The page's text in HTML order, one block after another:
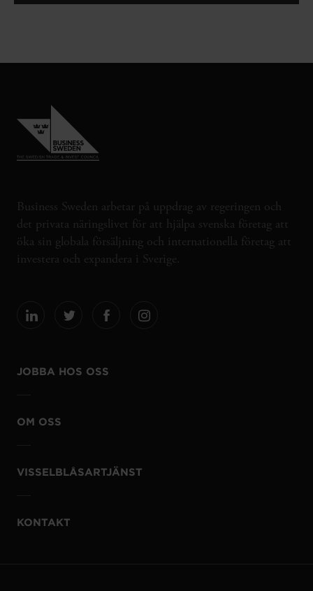
Business Sweden arbetar på uppdrag av regeringen och
det privata näringslivet för att hjälpa svenska företag att
öka sin globala försäljning och internationella företag att
investera och expandera i Sverige.
JOBBA HOS OSS
OM OSS
VISSELBLÅSARTJÄNST
KONTAKT